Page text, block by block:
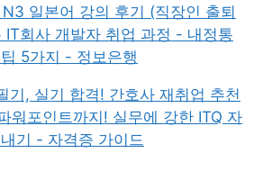
일본어 강의 후기 (직장인 출퇴
IT회사 개발자 취업 과정 - 내정통
5가지 - 정보은행
기, 실기 합격! 간호사 재취업 추천
워포인트까지! 실무에 강한 ITQ 자
기 - 자격증 가이드